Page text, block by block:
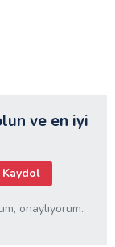
ve en iyi
Kaydol
onaylıyorum.